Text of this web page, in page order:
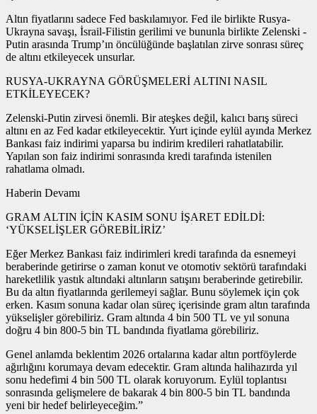
Altın fiyatlarını sadece Fed baskılamıyor. Fed ile birlikte Rusya-
Ukrayna savaşı, İsrail-Filistin gerilimi ve bununla birlikte Zelenski -
Putin arasında Trump’ın öncülüğünde başlatılan zirve sonrası süreç
de altını etkileyecek unsurlar.
RUSYA-UKRAYNA GÖRÜŞMELERİ ALTINI NASIL
ETKİLEYECEK?
Zelenski-Putin zirvesi önemli. Bir ateşkes değil, kalıcı barış süreci
altını en az Fed kadar etkileyecektir. Yurt içinde eylül ayında Merkez
Bankası faiz indirimi yaparsa bu indirim kredileri rahatlatabilir.
Yapılan son faiz indirimi sonrasında kredi tarafında istenilen
rahatlama olmadı.
Haberin Devamı
GRAM ALTIN İÇİN KASIM SONU İŞARET EDİLDİ:
‘YÜKSELİŞLER GÖREBİLİRİZ’
Eğer Merkez Bankası faiz indirimleri kredi tarafında da esnemeyi
beraberinde getirirse o zaman konut ve otomotiv sektörü tarafındaki
hareketlilik yastık altındaki altınların satışını beraberinde getirebilir.
Bu da altın fiyatlarında gerilemeyi sağlar. Bunu söylemek için çok
erken. Kasım sonuna kadar olan süreç içerisinde gram altın tarafında
yükselişler görebiliriz. Gram altında 4 bin 500 TL ve yıl sonuna
doğru 4 bin 800-5 bin TL bandında fiyatlama görebiliriz.
Genel anlamda beklentim 2026 ortalarına kadar altın portföylerde
ağırlığını korumaya devam edecektir. Gram altında halihazırda yıl
sonu hedefimi 4 bin 500 TL olarak koruyorum. Eylül toplantısı
sonrasında gelişmelere de bakarak 4 bin 800-5 bin TL bandında
yeni bir hedef belirleyeceğim.”